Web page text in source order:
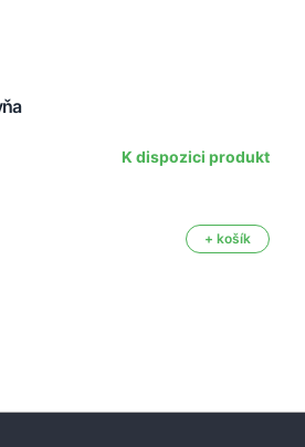
K dispozici produkt
+ košík